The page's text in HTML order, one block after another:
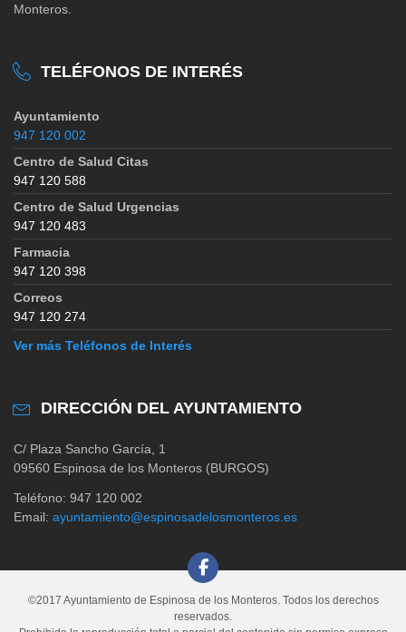
Monteros.
TELÉFONOS DE INTERÉS
Ayuntamiento
947 120 002
Centro de Salud Citas
947 120 588
Centro de Salud Urgencias
947 120 483
Farmacia
947 120 398
Correos
947 120 274
Ver más Teléfonos de Interés
DIRECCIÓN DEL AYUNTAMIENTO
C/ Plaza Sancho García, 1
09560 Espinosa de los Monteros (BURGOS)
Teléfono: 947 120 002
Email: ayuntamiento@espinosadelosmonteros.es
©2017 Ayuntamiento de Espinosa de los Monteros. Todos los derechos
reservados.